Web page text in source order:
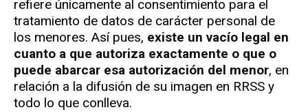
refiere únicamente al consentimiento para el
tratamiento de datos de carácter personal de
los menores. Así pues, existe un vacío legal en
cuanto a que autoriza exactamente o que o
puede abarcar esa autorización del menor, en
relación a la difusión de su imagen en RRSS y
todo lo que conlleva.